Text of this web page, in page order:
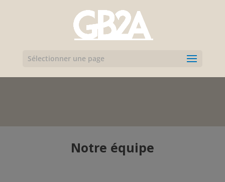
Sélectionner une page
Notre équipe